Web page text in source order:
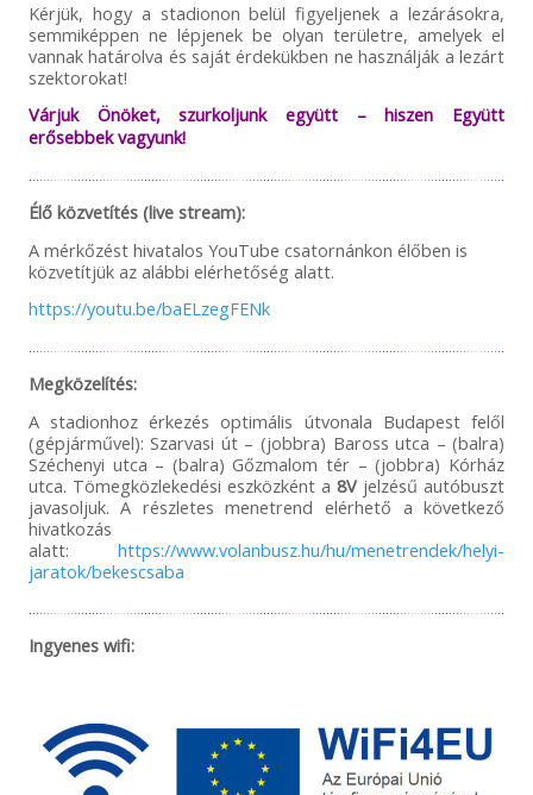
Kérjük, hogy a stadionon belül figyeljenek a lezárásokra,
semmiképpen ne lépjenek be olyan területre, amelyek el
vannak határolva és saját érdekükben ne használják a lezárt
szektorokat!
Várjuk Önöket, szurkoljunk együtt – hiszen Együtt
erősebbek vagyunk!
Élő közvetítés (live stream):
A mérkőzést hivatalos YouTube csatornánkon élőben is
közvetítjük az alábbi elérhetőség alatt.
https://youtu.be/baELzegFENk
Megközelítés:
A stadionhoz érkezés optimális útvonala Budapest felől
(gépjárművel): Szarvasi út – (jobbra) Baross utca – (balra)
Széchenyi utca – (balra) Gőzmalom tér – (jobbra) Kórház
utca. Tömegközlekedési eszközként a 8V jelzésű autóbuszt
javasoljuk. A részletes menetrend elérhető a következő
hivatkozás
alatt:https://www.volanbusz.hu/hu/menetrendek/helyi-
jaratok/bekescsaba
Ingyenes wifi: